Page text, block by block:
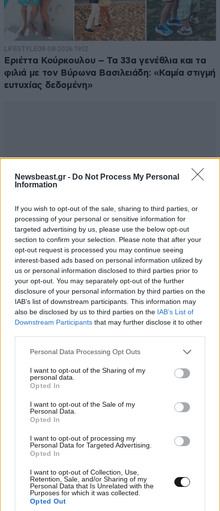
Newsbeast.gr - Do Not Process My Personal
Information
If you wish to opt-out of the sale, sharing to third parties, or
processing of your personal or sensitive information for
targeted advertising by us, please use the below opt-out
section to confirm your selection. Please note that after your
opt-out request is processed you may continue seeing
interest-based ads based on personal information utilized by
us or personal information disclosed to third parties prior to
your opt-out. You may separately opt-out of the further
disclosure of your personal information by third parties on the
IAB’s list of downstream participants. This information may
also be disclosed by us to third parties on the IAB’s List of
Downstream Participants that may further disclose it to other
Please note that this website/app uses one or more Google
not limited to your visit or usage behaviour. You may click to
grant or deny consent to Google and its third-party tags to
use your data for below specified purposes in below Google
consent section.
Personal Data Processing Opt Outs
I want to opt-out of the Sharing of my
personal data.
Opted In
I want to opt-out of the Sale of my
Personal Data.
Opted In
I want to opt-out of processing my
Personal Data for Targeted Advertising.
Opted In
I want to opt-out of Collection, Use,
Retention, Sale, and/or Sharing of my
Personal Data that Is Unrelated with the
Purposes for which it was collected.
Opted Out
LIFESTYLE08·08·2026 19:12
Εριέττα Κούρκουλου – Τα 33α γενέθλια και τα
φιλιά με τον Βύρωνα Βασιλειάδη: «Καμία στιγμή
ευτυχίας δεδομένη»